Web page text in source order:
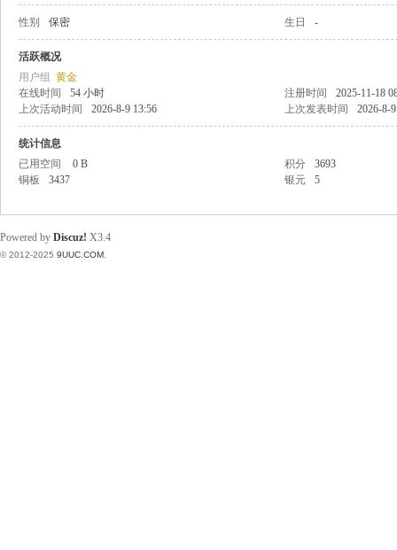
性别 保密 生日 -
活跃概况
用户组 黄金
在线时间
54 小时 注册时间
2025-11-18
上次活动时间
2026-8-9 13:56 上次发表时间 2026-8-
统计信息
已用空间
0 B 积分
3693
铜板
3437 银元 5
Powered by Discuz! X3.4
© 2012-2025 9UUC.COM